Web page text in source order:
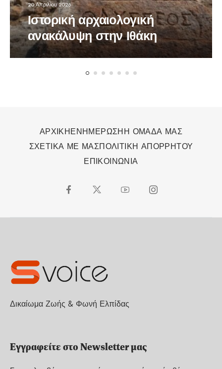
20 Απριλίου 2026
Ιστορική αρχαιολογική
ανακάλυψη στην Ιθάκη
ΑΡΧΙΚΗΕΝΗΜΕΡΩΣΗΗ ΟΜΑΔΑ ΜΑΣ
ΣΧΕΤΙΚΑ ΜΕ ΜΑΣΠΟΛΙΤΙΚΗ ΑΠΟΡΡΗΤΟΥ
ΕΠΙΚΟΙΝΩΝΙΑ
Δικαίωμα Ζωής & Φωνή Ελπίδας
Εγγραφείτε στο Newsletter μας